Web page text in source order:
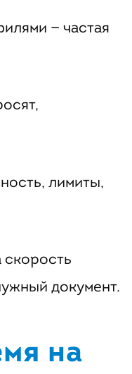
— частая
лимиты,
скорость
документ.
на